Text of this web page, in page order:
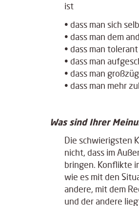
ist
• dass man sich
• dass man dem
• dass man
• dass man
• dass man
• dass man mehr
Was sind Ihrer
Die schwierigsten
nicht, dass im
bringen. Konflikte
wie es mit den
andere, mit dem
und der andere